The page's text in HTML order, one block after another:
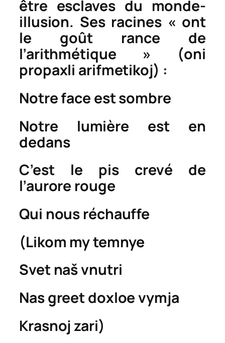
être esclaves du monde-
illusion. Ses racines « ont
le goût rance de
l’arithmétique » (oni
propaxli arifmetikoj) :
Notre face est sombre
Notre lumière est en
dedans
C’est le pis crevé de
l’aurore rouge
Qui nous réchauffe
(Likom my temnye
Svet naš vnutri
Nas greet doxloe vymja
Krasnoj zari)